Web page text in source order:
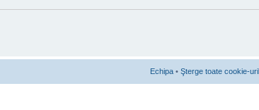
Echipa • Şterge toate cookie-